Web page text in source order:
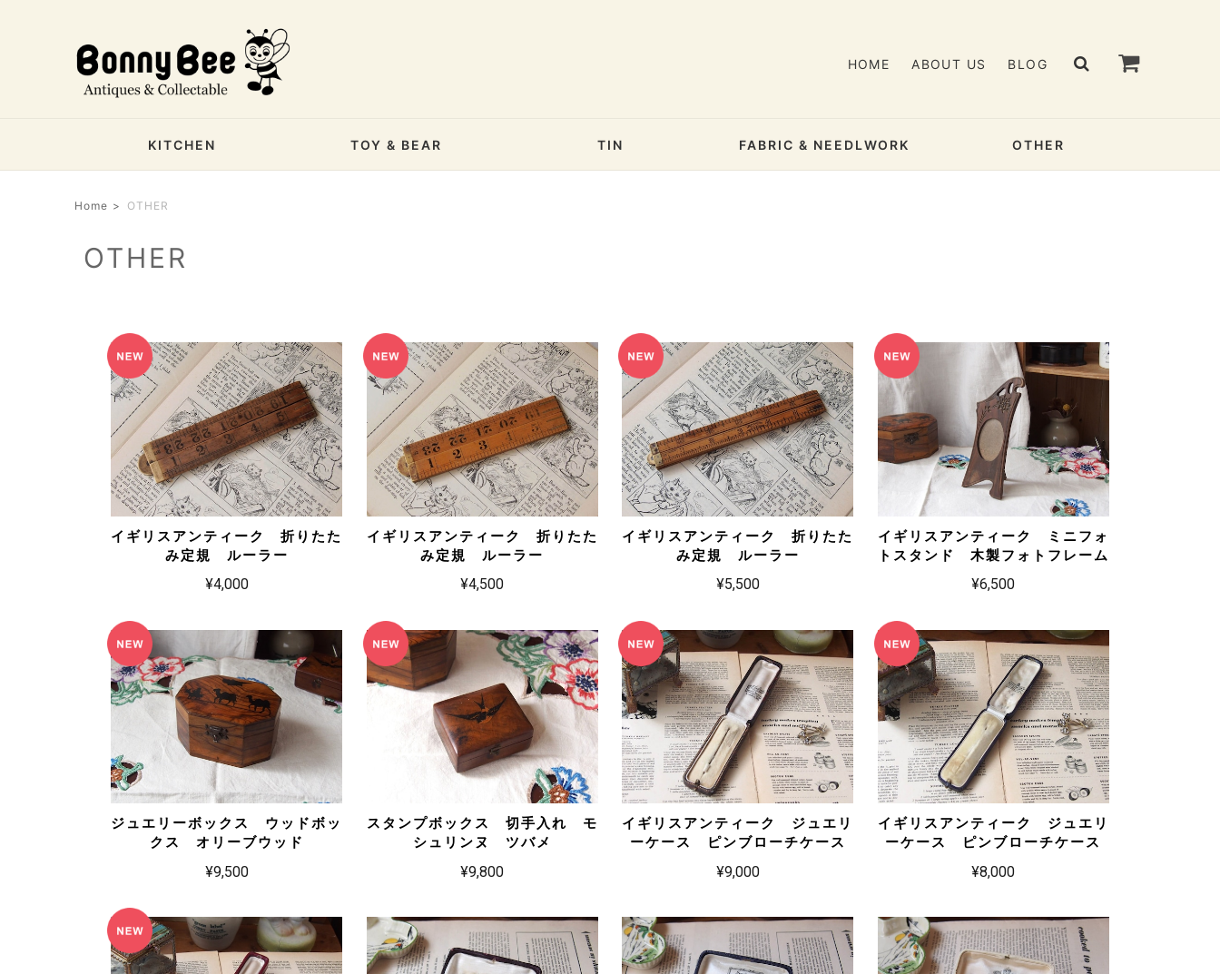
HOME ABOUT US BLOG
KITCHEN TOY & BEAR TIN FABRIC & NEEDLWORK OTHER
Home OTHER
OTHER
イギリスアンティーク 折りたた
み定規 ルーラー
¥4,000
イギリスアンティーク 折りたた
み定規 ルーラー
¥4,500
イギリスアンティーク 折りたた
み定規 ルーラー
¥5,500
イギリスアンティーク ミニフォ
トスタンド 木製フォトフレーム
¥6,500
ジュエリーボックス ウッドボッ
クス オリーブウッド
¥9,500
スタンプボックス 切手入れ モ
シュリンヌ ツバメ
¥9,800
イギリスアンティーク ジュエリ
ーケース ピンブローチケース
¥9,000
イギリスアンティーク ジュエリ
ーケース ピンブローチケース
¥8,000